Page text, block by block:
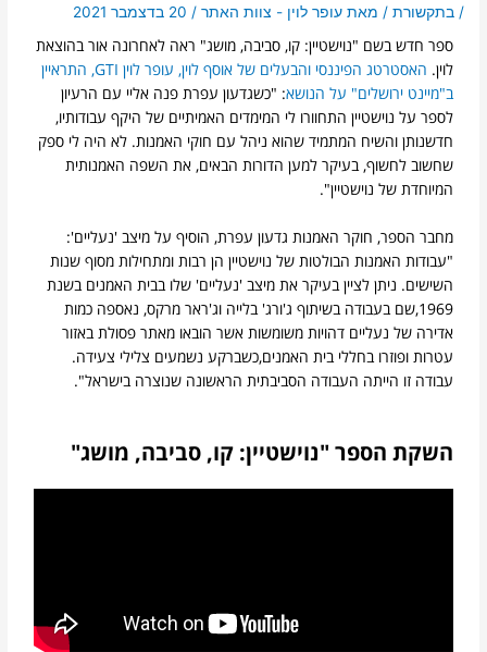
/בתקשורת / מאתעופר לוין - צוות האתר/ 20 בדצמבר 2021
ספר חדש בשם "נוישטיין: קו, סביבה, מושג" ראה לאחרונה אור בהוצאת
לוין.
האסטרטג הפיננסי והבעלים של אוסף לוין, עופר לוין GTI, התראיין
ב"מיינט ירושלים" על הנושא: "כשגדעון עפרת פנה אליי עם הרעיון
לספר על נוישטיין התחוורו לי המימדים האמיתיים של היקף עבודותיו,
חדשנותן והשיח המתמיד שהוא ניהל עם חוקי האמנות. לא היה לי ספק
שחשוב לחשוף, בעיקר למען הדורות הבאים, את השפה האמנותית
המיוחדת של נוישטיין".
מחבר הספר, חוקר האמנות גדעון עפרת, הוסיף על מיצב 'נעליים':
"עבודות האמנות הבולטות של נוישטיין הן רבות ומתחילות מסוף שנות
השישים. ניתן לציין בעיקר את מיצב 'נעליים' שלו בבית האמנים בשנת
1969,שם בעבודה בשיתוף ג'ורג' בלייה וג'ראר מרקס, נאספה כמות
אדירה של נעליים דהויות משומשות אשר הובאו מאתר פסולת באזור
עטרות ופוזרו בחללי בית האמנים,כשברקע נשמעים צלילי צעידה.
עבודה זו הייתה העבודה הסביבתית הראשונה שנוצרה בישראל".
השקת הספר "נוישטיין: קו, סביבה, מושג"